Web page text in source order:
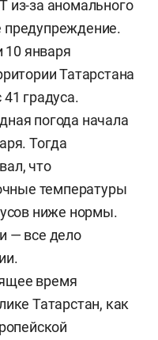
из-за аномального
10 января
Татарстана
градуса.
погода начала
Тогда
что
температуры
ниже нормы.
— все дело
время
Татарстан, как